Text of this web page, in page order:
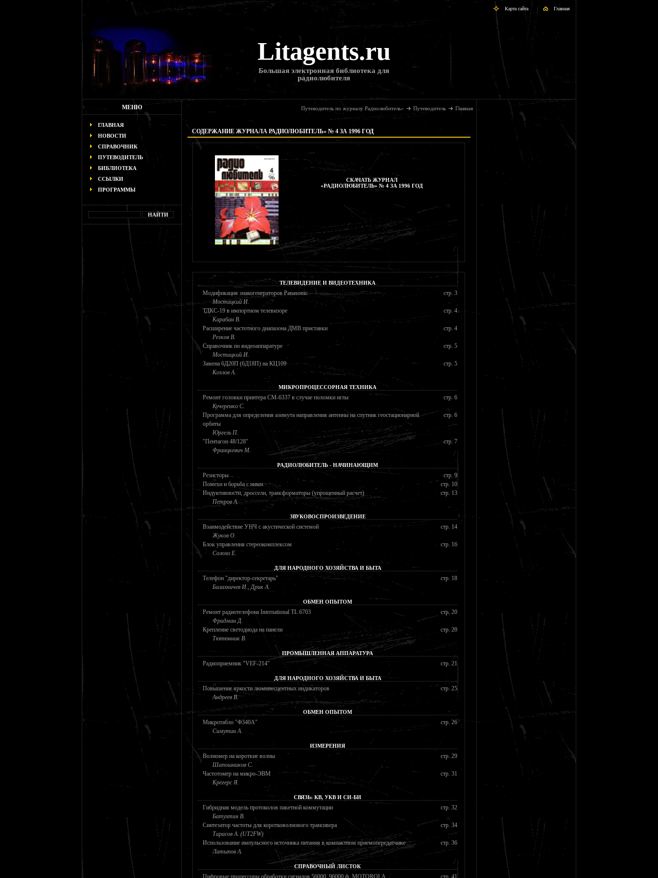
Главная
Карта сайта
Litagents.ru
Большая электронная библиотека для
радиолюбителя
МЕНЮ
ГЛАВНАЯ
НОВОСТИ
СПРАВОЧНИК
ПУТЕВОДИТЕЛЬ
БИБЛИОТЕКА
ССЫЛКИ
ПРОГРАММЫ
Путеводитель по журналу Радиолюбитель» Путеводитель Главная
СОДЕРЖАНИЕ ЖУРНАЛА РАДИОЛЮБИТЕЛЬ» № 4 ЗА 1996 ГОД
СКАЧАТЬ ЖУРНАЛ
«РАДИОЛЮБИТЕЛЬ» № 4 ЗА 1996 ГОД
ТЕЛЕВИДЕНИЕ И ВИДЕОТЕХНИКА
Модификация знакогенераторов Panasonic
Мостицкий И.
стр. 3
ТДКС-19 в импортном телевизоре
Карабан В.
стр. 4
Расширение частотного диапазона ДМВ приставки
Резков В.
стр. 4
Справочник по видеоаппаратуре
Мостицкий И.
стр. 5
Замена 6Д20П (6Д18П) на КЦ109
Козлов А.
стр. 5
МИКРОПРОЦЕССОРНАЯ ТЕХНИКА
Ремонт головки принтера СМ-6337 в случае поломки иглы
Кучеренко С.
стр. 6
Программа для определения азимута направления антенны на спутник геостационарной
орбиты
Юргель П.
стр. 6
"Пентагон 48/128"
Францкевич М.
стр. 7
РАДИОЛЮБИТЕЛЬ - НАЧИНАЮЩИМ
Резисторы
стр. 9
Помехи и борьба с ними
стр. 10
Индуктивности, дроссели, трансформаторы (упрощенный расчет)
Петров А.
стр. 13
ЗВУКОВОСПРОИЗВЕДЕНИЕ
Взаимодействие УНЧ с акустической системой
Жуков О.
стр. 14
Блок управления стереокомплексом
Солохо Е.
стр. 16
ДЛЯ НАРОДНОГО ХОЗЯЙСТВА И БЫТА
Телефон "директор-секретарь"
Балахничев И., Дрик А.
стр. 18
ОБМЕН ОПЫТОМ
Ремонт радиотелефона International TL 6703
Фридман Д.
стр. 20
Крепление светодиода на панели
Тютюнник В.
стр. 20
ПРОМЫШЛЕННАЯ АППАРАТУРА
Радиоприемник "VEF-214" стр. 21
ДЛЯ НАРОДНОГО ХОЗЯЙСТВА И БЫТА
Повышение яркости люминесцентных индикаторов
Андреев В.
стр. 25
ОБМЕН ОПЫТОМ
Микротабло "Ф340А"
Симутин А.
стр. 26
ИЗМЕРЕНИЯ
Волномер на короткие волны
Шапошников С.
стр. 29
Частотомер на микро-ЭВМ
Крегерс Я.
стр. 31
СВЯЗЬ: КВ, УКВ И СИ-БИ
Гибридная модель протоколов пакетной коммутации
Батухтин В.
стр. 32
Синтезатор частоты для коротковолнового трансивера
Тарасов А. (UT2FW)
стр. 34
Использование импульсного источника питания в компактном приемопередатчике
Латыпов А.
стр. 36
СПРАВОЧНЫЙ ЛИСТОК
Цифровые процессоры обработки сигналов 56000, 96000 ф. MOTOROLA стр. 41